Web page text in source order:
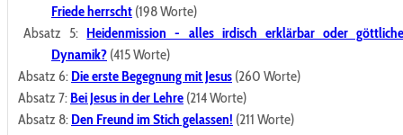
Friede herrscht (198 Worte)
Absatz 5: Heidenmission - alles irdisch erklärbar oder
Dynamik? (415 Worte)
Absatz 6: Die erste Begegnung mit Jesus (260 Worte)
Absatz 7: Bei Jesus in der Lehre (214 Worte)
Absatz 8: Den Freund im Stich gelassen! (211 Worte)